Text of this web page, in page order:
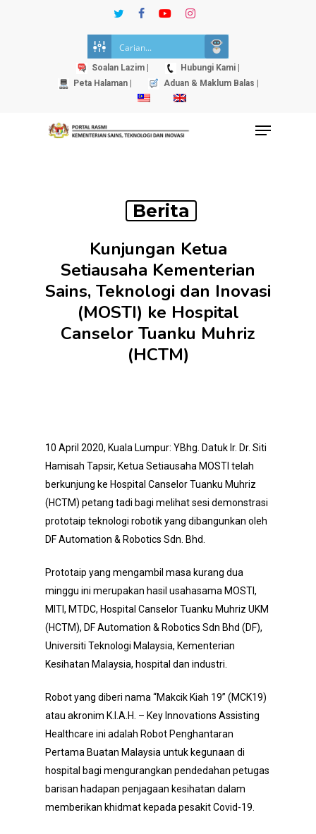
twitterfacebookyoutubeinstagram
Soalan Lazim |
Hubungi Kami |
Peta Halaman |
Aduan & Maklum Balas |
Menu
Berita
Kunjungan Ketua
Setiausaha Kementerian
Sains, Teknologi dan Inovasi
(MOSTI) ke Hospital
Canselor Tuanku Muhriz
(HCTM)
10 April 2020, Kuala Lumpur: YBhg. Datuk Ir. Dr. Siti
Hamisah Tapsir, Ketua Setiausaha MOSTI telah
berkunjung ke Hospital Canselor Tuanku Muhriz
(HCTM) petang tadi bagi melihat sesi demonstrasi
prototaip teknologi robotik yang dibangunkan oleh
DF Automation & Robotics Sdn. Bhd.
Prototaip yang mengambil masa kurang dua
minggu ini merupakan hasil usahasama MOSTI,
MITI, MTDC, Hospital Canselor Tuanku Muhriz UKM
(HCTM), DF Automation & Robotics Sdn Bhd (DF),
Universiti Teknologi Malaysia, Kementerian
Kesihatan Malaysia, hospital dan industri.
Robot yang diberi nama “Makcik Kiah 19” (MCK19)
atau akronim K.I.A.H. – Key Innovations Assisting
Healthcare ini adalah Robot Penghantaran
Pertama Buatan Malaysia untuk kegunaan di
hospital bagi mengurangkan pendedahan petugas
barisan hadapan penjagaan kesihatan dalam
memberikan khidmat kepada pesakit Covid-19.